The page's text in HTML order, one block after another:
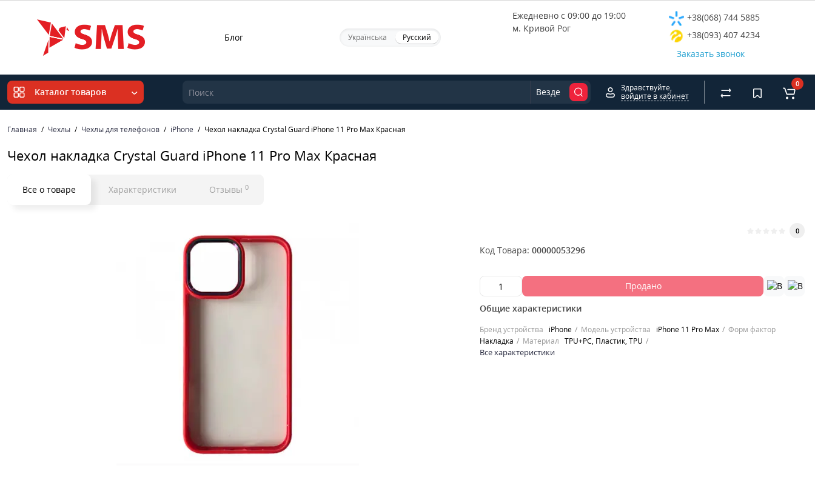
Блог Українська Русский
Ежедневно с 09:00 до 19:00
м. Кривой Рог
+38(068) 744 5885
+38(093) 407 4234
Заказать звонок
Каталог товаров Везде
Здравствуйте,
войдите в кабинет
0
Главная Чехлы Чехлы для телефонов iPhone Чехол накладка Crystal Guard iPhone 11 Pro Max Красная
Чехол накладка Crystal Guard iPhone 11 Pro Max Красная
Все о товаре Характеристики Отзывы 0
0
Код Товара: 00000053296
Продано
Общие характеристики
Бренд устройства iPhone Модель устройства iPhone 11 Pro Max
Форм фактор
Накладка
Материал TPU+PC, Пластик, TPU
Все характеристики